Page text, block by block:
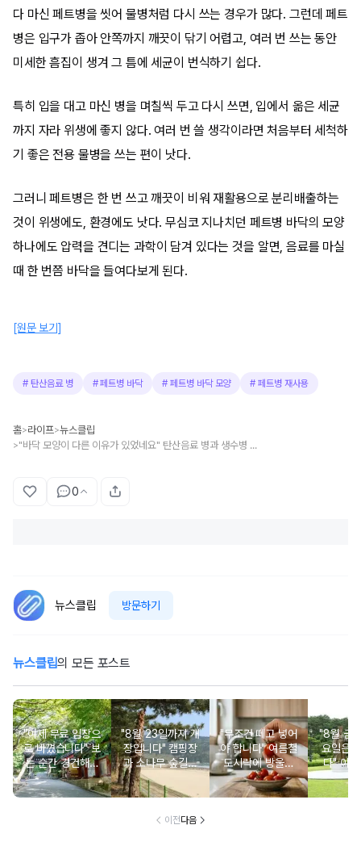
다 마신 페트병을 씻어 물병처럼 다시 쓰는 경우가 많다. 그런데 페트
병은 입구가 좁아 안쪽까지 깨끗이 닦기 어렵고, 여러 번 쓰는 동안
미세한 흠집이 생겨 그 틈에 세균이 번식하기 쉽다.
특히 입을 대고 마신 병을 며칠씩 두고 다시 쓰면, 입에서 옮은 세균
까지 자라 위생에 좋지 않다. 여러 번 쓸 생각이라면 처음부터 세척하
기 좋은 전용 물병을 쓰는 편이 낫다.
그러니 페트병은 한 번 쓰고 깨끗이 비워 재활용으로 분리배출하는
것이 위생에도, 환경에도 낫다. 무심코 지나치던 페트병 바닥의 모양
하나에도 압력을 견디는 과학이 담겨 있다는 것을 알면, 음료를 마실
때 한 번쯤 바닥을 들여다보게 된다.
[원문 보기]
# 탄산음료 병 #페트병 바닥 # 페트병 바닥 모양 #페트병 재사용
홈>라이프>뉴스클립
> "바닥 모양이 다른 이유가 있었네요" 탄산음료 병과 생수병 바닥 생김새가 다른 과학적인 이유
0
뉴스클립 방문하기
뉴스클립의 모든 포스트
"이제 무료 입장으
로 바꼈습니다" 보
는 순간 경건해지
고 마음이 편안해
지는 사찰 여행지
"8월 23일까지 개
장입니다" 캠핑장
과 소나무 숲길이
붙어있는 조용한
남해 해수욕장
"무조건 떼고 넣어
야 합니다" 여름철
도시락에 방울토
마토 꼭지 그대로
넣으면 생기는 일
"8월 금
요일은
다" 이
무료로
한 의미
이전다음